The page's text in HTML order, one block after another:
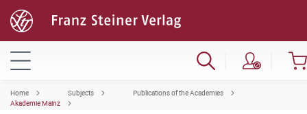
Home Subjects
Publications of the Academies
Akademie Mainz